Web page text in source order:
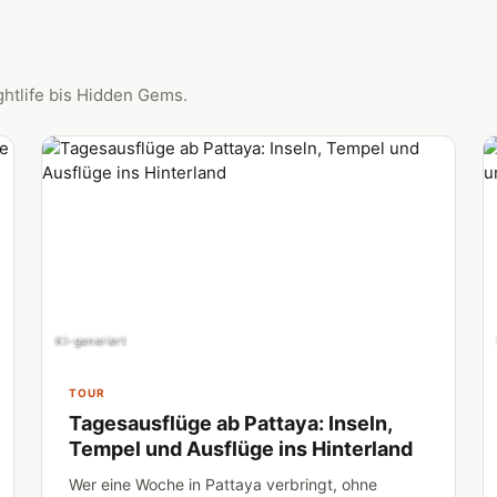
bis Hidden Gems.
KI-generiert
TOUR
Tagesausflüge ab Pattaya: Inseln,
Tempel und Ausflüge ins Hinterland
Wer eine Woche in Pattaya verbringt, ohne